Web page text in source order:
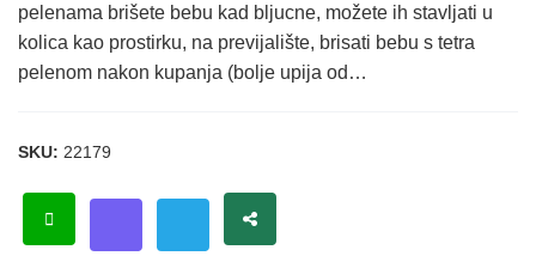
pelenama brišete bebu kad bljucne, možete ih stavljati u
kolica kao prostirku, na previjalište, brisati bebu s tetra
pelenom nakon kupanja (bolje upija od…
SKU: 22179